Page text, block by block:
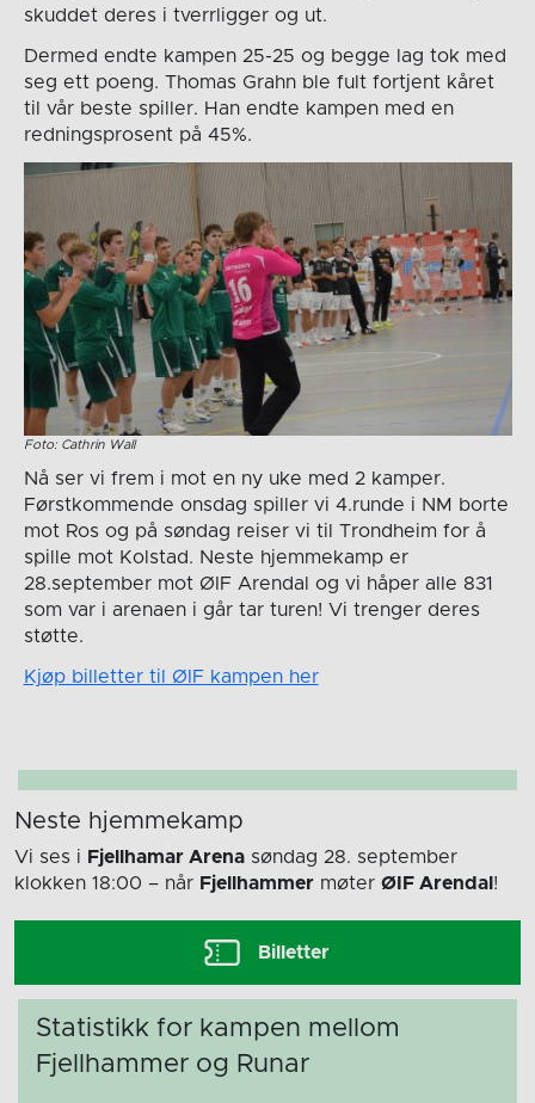
skuddet deres i tverrligger og ut.
Dermed endte kampen 25-25 og begge lag tok med
seg ett poeng. Thomas Grahn ble fult fortjent kåret
til vår beste spiller. Han endte kampen med en
redningsprosent på 45%.
Foto: Cathrin Wall
Nå ser vi frem i mot en ny uke med 2 kamper.
Førstkommende onsdag spiller vi 4.runde i NM borte
mot Ros og på søndag reiser vi til Trondheim for å
spille mot Kolstad. Neste hjemmekamp er
28.september mot ØIF Arendal og vi håper alle 831
som var i arenaen i går tar turen! Vi trenger deres
støtte.
Kjøp billetter til ØIF kampen her
Neste hjemmekamp
Vi ses i Fjellhamar Arena søndag 28. september
klokken 18:00 – når Fjellhammer møter ØIF Arendal !
Billetter
Statistikk for kampen mellom
Fjellhammer og Runar